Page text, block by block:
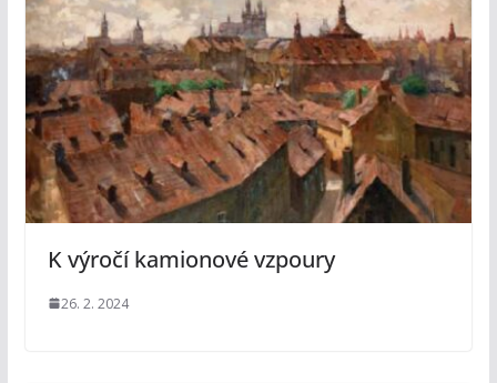
K výročí kamionové vzpoury
26. 2. 2024